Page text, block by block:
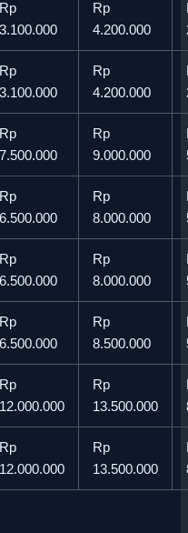
Rp
3.100.000
Rp
4.200.000
Rp
3.100.000
Rp
4.200.000
Rp
7.500.000
Rp
9.000.000
Rp
6.500.000
Rp
8.000.000
Rp
6.500.000
Rp
8.000.000
Rp
6.500.000
Rp
8.500.000
Rp
12.000.000
Rp
13.500.000
Rp
12.000.000
Rp
13.500.000